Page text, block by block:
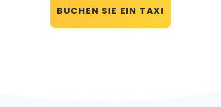
BUCHEN SIE EIN TAXI